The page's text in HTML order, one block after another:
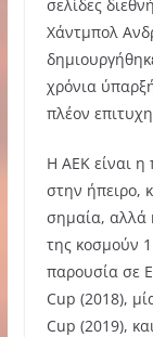
σελίδες
Χάντμπολ
χρόνια
πλέον
Η ΑΕΚ είναι
στην ήπειρο,
σημαία, αλλά
της κοσμούν
παρουσία σε
Cup (2018),
Cup (2019),